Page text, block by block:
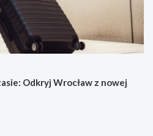
Odkryj Wrocław z nowej